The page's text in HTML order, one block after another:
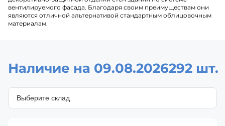
вентилируемого фасада. Благодаря своим преимуществам они
являются отличной альтернативой стандартным облицовочным
материалам.
Наличие на 09.08.2026292 шт.